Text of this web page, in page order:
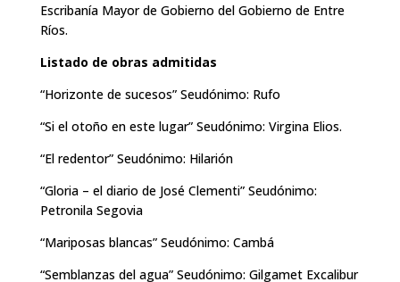
Escribanía Mayor de Gobierno del Gobierno de Entre
Ríos.
Listado de obras admitidas
“Horizonte de sucesos” Seudónimo: Rufo
“Si el otoño en este lugar” Seudónimo: Virgina Elios.
“El redentor” Seudónimo: Hilarión
“Gloria – el diario de José Clementi” Seudónimo:
Petronila Segovia
“Mariposas blancas” Seudónimo: Cambá
“Semblanzas del agua” Seudónimo: Gilgamet Excalibur